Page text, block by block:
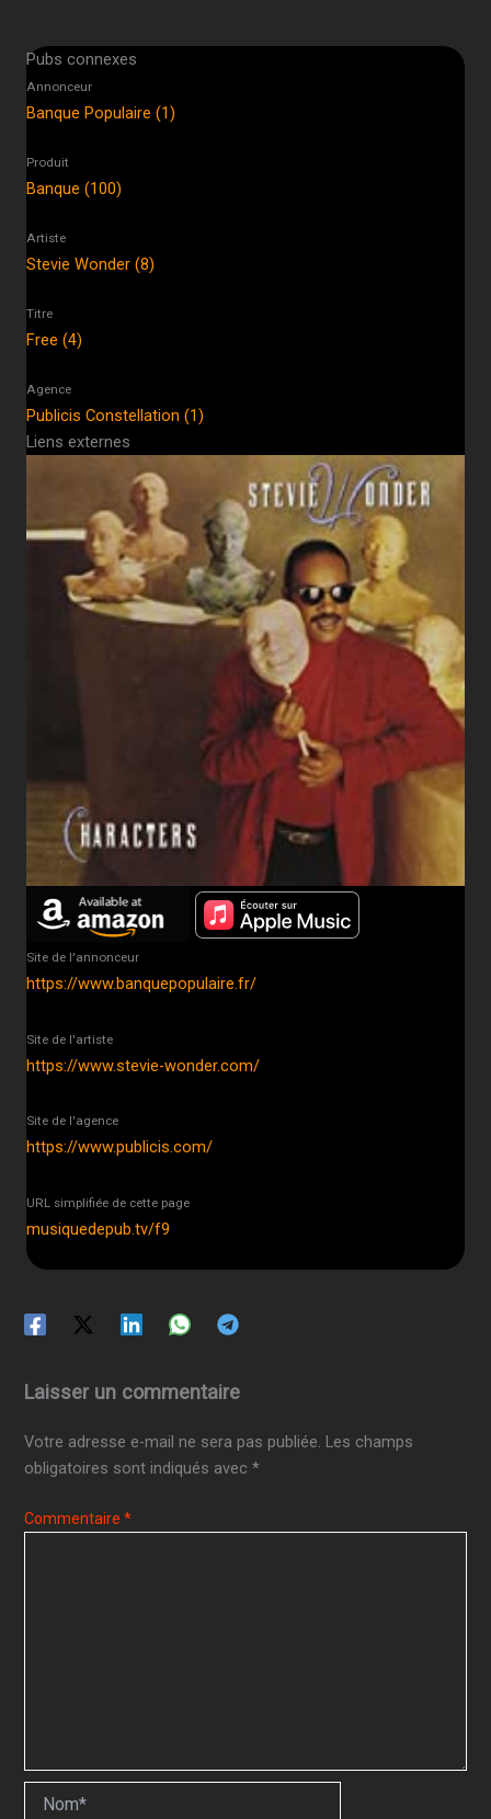
Pubs connexes
Annonceur
Banque Populaire (1)
Produit
Banque (100)
Artiste
Stevie Wonder (8)
Titre
Free (4)
Agence
Publicis Constellation (1)
Liens externes
Site de l'annonceur
https://www.banquepopulaire.fr/
Site de l'artiste
https://www.stevie-wonder.com/
Site de l'agence
https://www.publicis.com/
URL simplifiée de cette page
musiquedepub.tv/f9
Laisser un commentaire
Votre adresse e-mail ne sera pas publiée. Les champs
obligatoires sont indiqués avec*
Commentaire*